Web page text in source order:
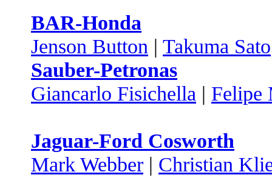
BAR-Honda
Jenson Button | Takuma Sato
Sauber-Petronas
Giancarlo Fisichella | Felipe
Jaguar-Ford Cosworth
Mark Webber | Christian